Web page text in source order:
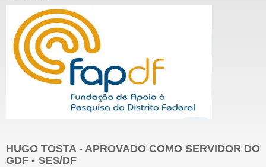
HUGO TOSTA - APROVADO COMO SERVIDOR DO
GDF - SES/DF